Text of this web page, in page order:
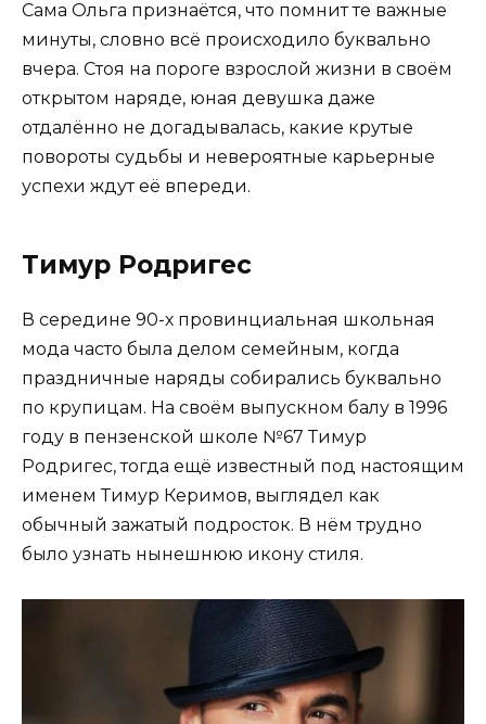
Сама Ольга признаётся, что помнит те важные
минуты, словно всё происходило буквально
вчера. Стоя на пороге взрослой жизни в своём
открытом наряде, юная девушка даже
отдалённо не догадывалась, какие крутые
повороты судьбы и невероятные карьерные
успехи ждут её впереди.
Тимур Родригес
В середине 90-х провинциальная школьная
мода часто была делом семейным, когда
праздничные наряды собирались буквально
по крупицам. На своём выпускном балу в 1996
году в пензенской школе №67 Тимур
Родригес, тогда ещё известный под настоящим
именем Тимур Керимов, выглядел как
обычный зажатый подросток. В нём трудно
было узнать нынешнюю икону стиля.